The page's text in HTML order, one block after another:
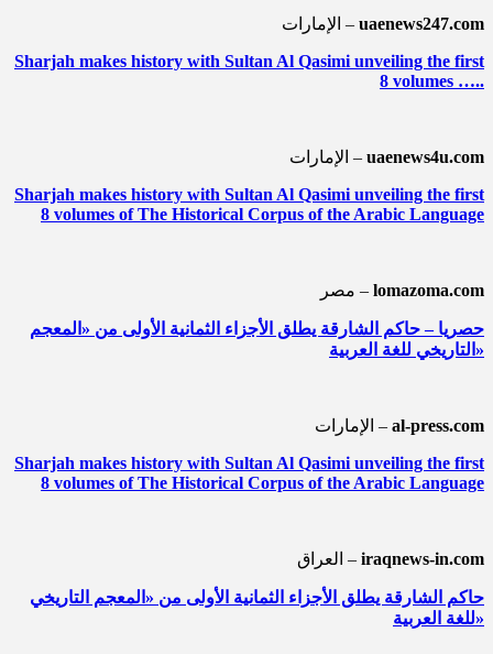
الإمارات – uaenews247.com
Sharjah makes history with Sultan Al Qasimi unveiling the first
8 volumes …..
الإمارات – uaenews4u.com
Sharjah makes history with Sultan Al Qasimi unveiling the first
8 volumes of The Historical Corpus of the Arabic Language
مصر – lomazoma.com
حصريا – حاكم الشارقة يطلق الأجزاء الثمانية الأولى من «المعجم
التاريخي للغة العربية»
الإمارات – al-press.com
Sharjah makes history with Sultan Al Qasimi unveiling the first
8 volumes of The Historical Corpus of the Arabic Language
العراق – iraqnews-in.com
حاكم الشارقة يطلق الأجزاء الثمانية الأولى من «المعجم التاريخي
للغة العربية»